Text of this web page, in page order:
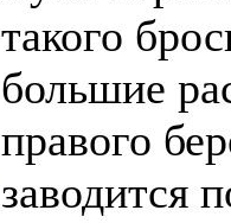
такого
большие
правого
заводится